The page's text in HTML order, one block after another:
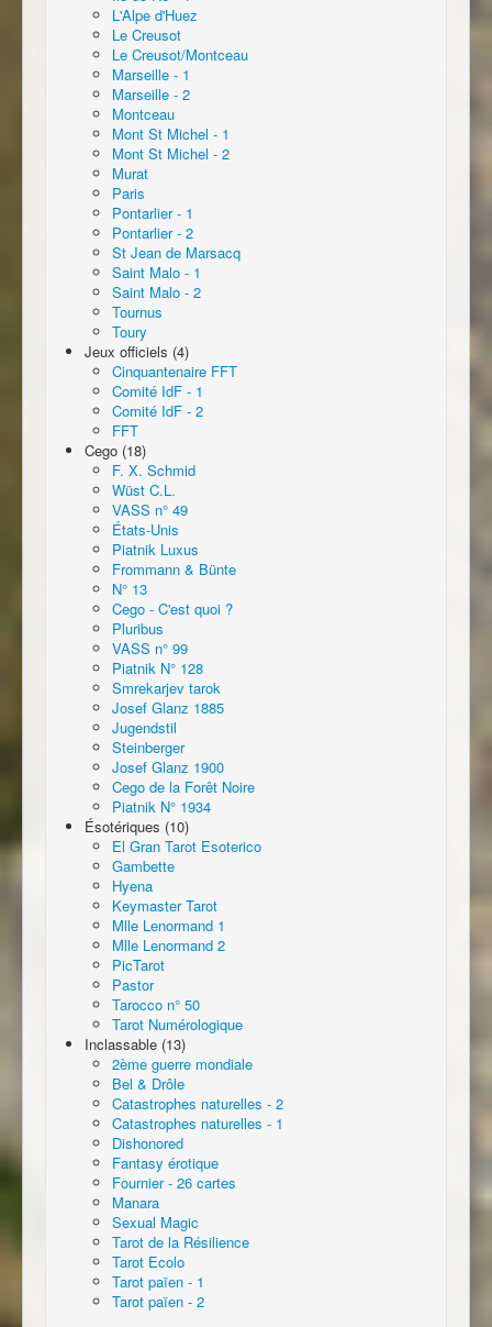
L'Alpe d'Huez
Le Creusot
Le Creusot/Montceau
Marseille - 1
Marseille - 2
Montceau
Mont St Michel - 1
Mont St Michel - 2
Murat
Paris
Pontarlier - 1
Pontarlier - 2
St Jean de Marsacq
Saint Malo - 1
Saint Malo - 2
Tournus
Toury
Jeux officiels (4)
Cinquantenaire FFT
Comité IdF - 1
Comité IdF - 2
FFT
Cego (18)
F. X. Schmid
Wüst C.L.
VASS n° 49
États-Unis
Piatnik Luxus
Frommann & Bünte
N° 13
Cego - C'est quoi ?
Pluribus
VASS n° 99
Piatnik N° 128
Smrekarjev tarok
Josef Glanz 1885
Jugendstil
Steinberger
Josef Glanz 1900
Cego de la Forêt Noire
Piatnik N° 1934
Ésotériques (10)
El Gran Tarot Esoterico
Gambette
Hyena
Keymaster Tarot
Mlle Lenormand 1
Mlle Lenormand 2
PicTarot
Pastor
Tarocco n° 50
Tarot Numérologique
Inclassable (13)
2ème guerre mondiale
Bel & Drôle
Catastrophes naturelles - 2
Catastrophes naturelles - 1
Dishonored
Fantasy érotique
Fournier - 26 cartes
Manara
Sexual Magic
Tarot de la Résilience
Tarot Ecolo
Tarot païen - 1
Tarot païen - 2